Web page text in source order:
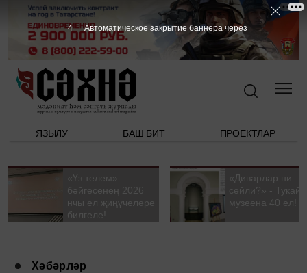
ЯЗЫЛУ БАШ БИТ ПРОЕКТЛАР
«Үз телем»
бәйгесенең 2026
нчы ел җиңүчеләре
билгеле!
«Диварлар ни
сөйли?» - Тукай
музеена 40 ел!
Хәбәрләр
3 Автоматическое закрытие баннера через